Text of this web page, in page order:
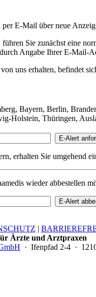
per E-Mail über neue
Sie zunächst eine
Angabe Ihrer E-Mail-
uns erhalten, befindet
Bayern, Berlin,
Holstein, Thüringen,
erhalten Sie umgehend
wieder abbestellen
|
Ärzte und Arztpraxen
· Ifenpfad 2-4 ·